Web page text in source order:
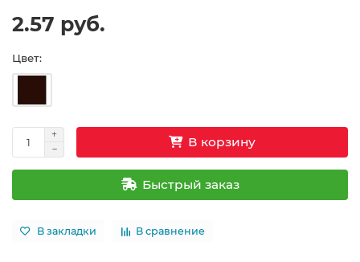
2.57 руб.
Цвет:
В корзину
Быстрый заказ
В закладки В сравнение